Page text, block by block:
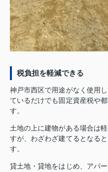
税負担を軽減できる
神戸市西区で用途がなく使用
ているだけでも固定資産税や
す。
土地の上に建物がある場合は
すが、わざわざ建てるとなる
す。
貸土地・貸地をはじめ、アパ